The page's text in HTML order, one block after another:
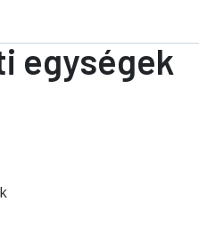
egységek